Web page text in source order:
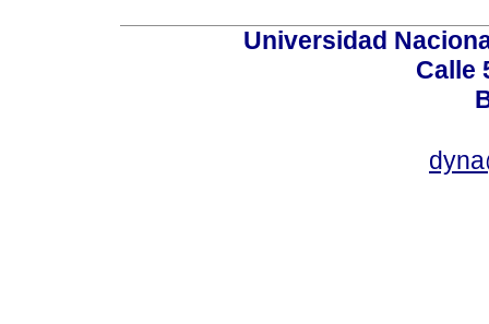
Universidad
Calle